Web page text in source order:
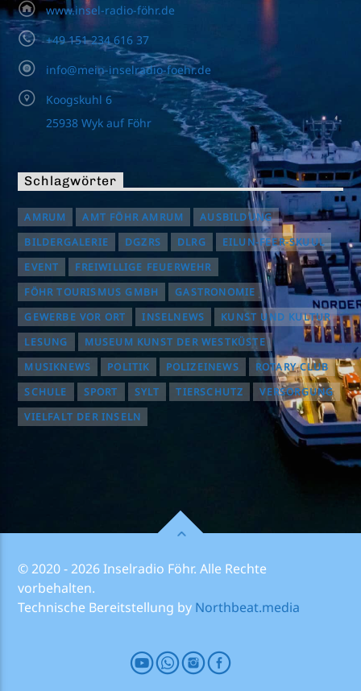
www.insel-radio-föhr.de
+49 151 234 616 37
info@mein-inselradio-foehr.de
Koogskuhl 6
25938 Wyk auf Föhr
Schlagwörter
AMRUM AMT FÖHR AMRUM
AUSBILDUNG
BILDERGALERIE
DGZRS DLRG
EILUN-FEER-SKUUL
EVENT
FREIWILLIGE FEUERWEHR
FÖHR TOURISMUS GMBH
GASTRONOMIE
GEWERBE VOR ORT
INSELNEWS
KUNST UND KULTUR
LESUNG
MUSEUM KUNST DER WESTKÜSTE
MUSIKNEWS
POLITIK POLIZEINEWS
ROTARY CLUB
SCHULE
SPORT SYLT TIERSCHUTZ
VERSORGUNG
VIELFALT DER INSELN
© 2020 - 2026 Inselradio Föhr. Alle Rechte
vorbehalten.
Technische Bereitstellung by Northbeat.media